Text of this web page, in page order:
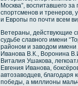
Москва”, воспитавшего
спортсменов и тренеров,
и Европы по почти всем
Ветераны, действующие
судьбе славного имени
районом и заводом
Иванова В.К., Воронина
Виталия Ушакова,
Евгения Иванова,
автозаводцев,
победы, а миллионы